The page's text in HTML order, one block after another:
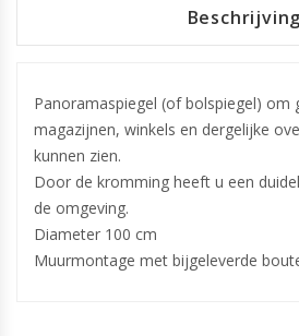
Beschrijving
Panoramaspiegel (of bolspiegel) om
magazijnen, winkels en dergelijke
kunnen zien.
Door de kromming heeft u een
de omgeving.
Diameter 100 cm
Muurmontage met bijgeleverde